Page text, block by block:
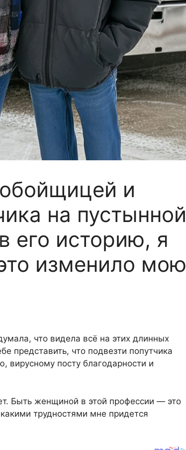
и
на пустынной
его историю, я
изменило мою
что видела всё на этих длинных
представить, что подвезти попутчика
вирусному посту благодарности и
Быть женщиной в этой профессии — это
трудностями мне придется